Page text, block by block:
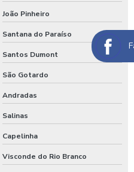
de carros
pneus
água
João Pinheiro
Santana do Paraíso
Santos Dumont
São Gotardo
Andradas
Salinas
Capelinha
Visconde do Rio Branco